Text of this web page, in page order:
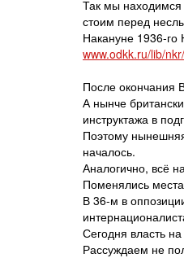
Так мы находимся
стоим перед
Накануне 1936-го
www.odkk.ru/lib/
После окончания
А нынче
инструктажа в
Поэтому
началось.
Аналогично, всё
Поменялись
В 36-м в
Сегодня власть
Рассуждаем не